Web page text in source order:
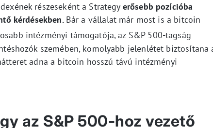
részeseként a Strategy erősebb pozícióba
kérdésekben. Bár a vállalat már most is a bitcoin
intézményi támogatója, az S&P 500-tagság
szemében, komolyabb jelenlétet biztosítana
adna a bitcoin hosszú távú intézményi
az S&P 500-hoz vezető